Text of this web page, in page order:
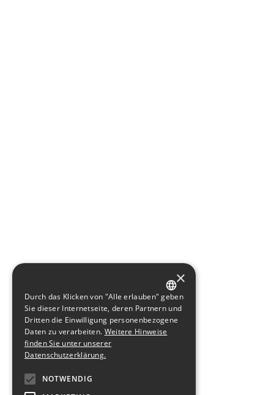
GERMAN
ENGLISH
×
Durch das Klicken von "Alle erlauben" geben
Sie dieser Internetseite, deren Partnern und
Dritten die Einwilligung personenbezogene
Daten zu verarbeiten. Weitere Hinweise
finden Sie unter unserer
Datenschutzerklärung.
NOTWENDIG